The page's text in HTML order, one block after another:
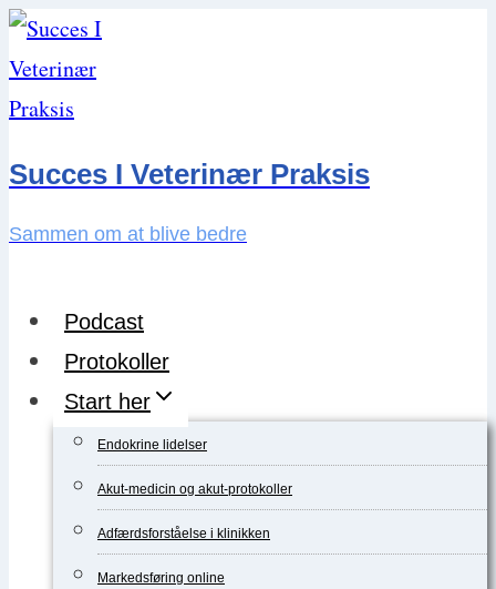
Skip
to
content
Succes I Veterinær Praksis
Sammen om at blive bedre
Podcast
Protokoller
Start her
Endokrine lidelser
Akut-medicin og akut-protokoller
Adfærdsforståelse i klinikken
Markedsføring online